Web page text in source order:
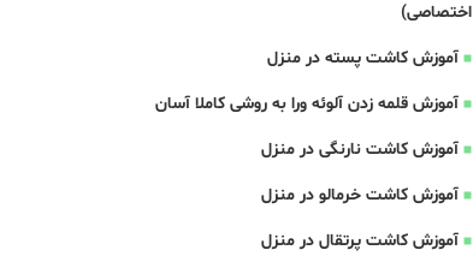
اختصاصی)
آموزش کاشت پسته در منزل
آموزش قلمه زدن آلوئه ورا به روشی کاملا آسان
آموزش کاشت نارنگی در منزل
آموزش کاشت خرمالو در منزل
آموزش کاشت پرتقال در منزل